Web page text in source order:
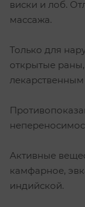
виски и лоб.
массажа.
Только для
открытые
Активные
камфарное,
индийской.